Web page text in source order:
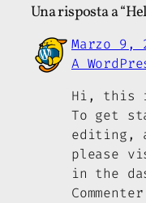
Una risposta a
Marzo 9,
A
Hi, this
To get
editing,
please
in the